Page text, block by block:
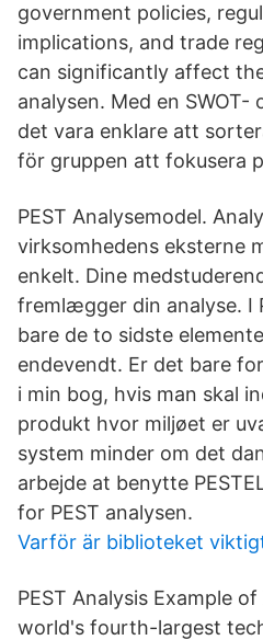
government policies,
implications, and trade
can significantly affect
analysen. Med en SWOT-
det vara enklare att
för gruppen att fokusera
PEST Analysemodel.
virksomhedens eksterne
enkelt. Dine
fremlægger din analyse. I
bare de to sidste
endevendt. Er det bare
i min bog, hvis man skal
produkt hvor miljøet er
system minder om det
arbejde at benytte
for PEST analysen.
Varför är biblioteket
PEST Analysis Example
world's fourth-largest